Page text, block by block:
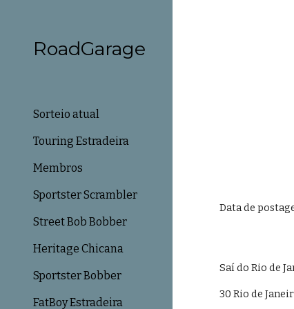
RoadGarage
Sorteio atual
Touring Estradeira
Membros
Sportster Scrambler
Street Bob Bobber
Heritage Chicana
Sportster Bobber
FatBoy Estradeira
Data de
Saí do Rio de
30 Rio de